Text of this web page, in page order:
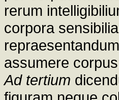
rerum
corpora
assumere
Ad tertium